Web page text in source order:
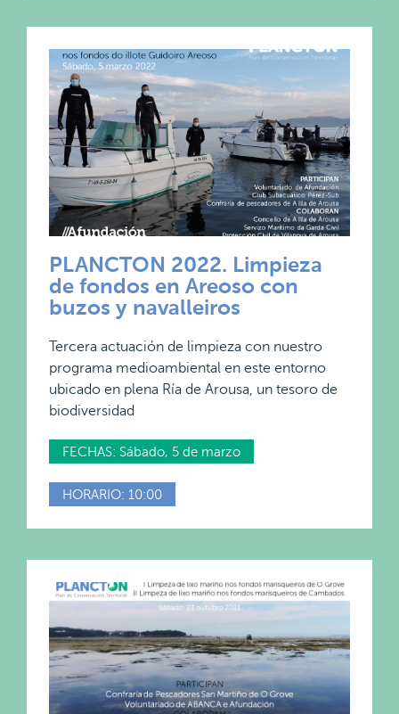
PLANCTON 2022. Limpieza
de fondos en Areoso con
buzos y navalleiros
Tercera actuación de limpieza con nuestro
programa medioambiental en este entorno
ubicado en plena Ría de Arousa, un tesoro de
biodiversidad
FECHAS: Sábado, 5 de marzo
HORARIO: 10:00